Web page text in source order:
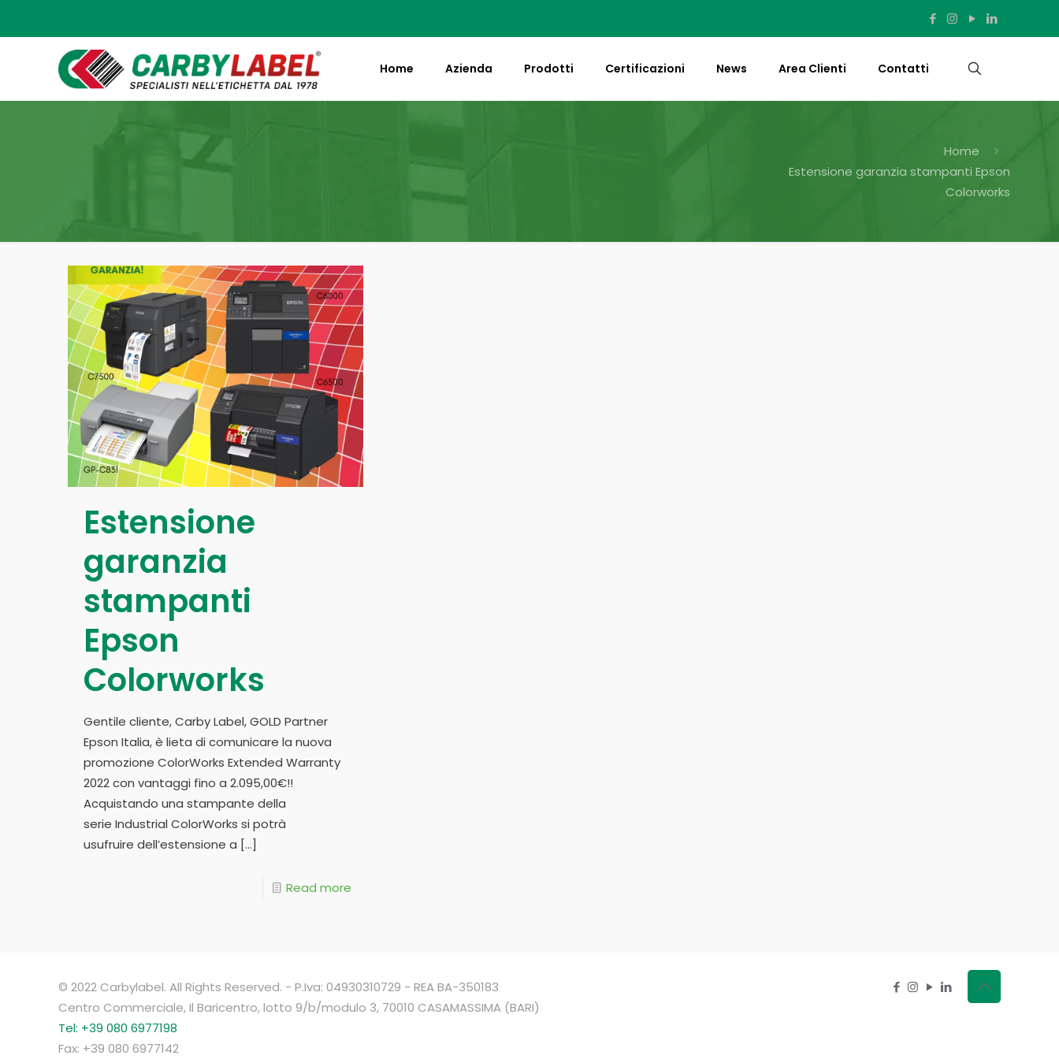
Home Azienda Prodotti Certificazioni News Area Clienti Contatti
Home
Estensione garanzia stampanti Epson
Colorworks
Estensione
garanzia
stampanti
Epson
Colorworks
Gentile cliente, Carby Label, GOLD Partner
Epson Italia, è lieta di comunicare la nuova
promozione ColorWorks Extended Warranty
2022 con vantaggi fino a 2.095,00€!!
Acquistando una stampante della
serie Industrial ColorWorks si potrà
usufruire dell’estensione a […]
Read more
© 2022 Carbylabel. All Rights Reserved. - P.Iva: 04930310729 - REA BA-350183
Centro Commerciale, Il Baricentro, lotto 9/b/modulo 3, 70010 CASAMASSIMA (BARI)
Tel: +39 080 6977198
Fax: +39 080 6977142